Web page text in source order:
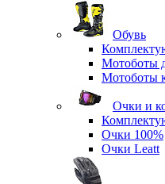
Обувь
Мотоботы
Мотоботы
Очки и
Очки 100%
Очки Leatt